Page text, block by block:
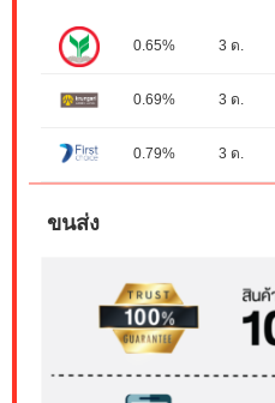
0.65% 3 ด.
0.69% 3 ด.
0.79% 3 ด.
ขนส่ง